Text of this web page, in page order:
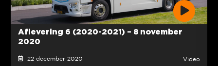
Aflevering 6 (2020-2021) – 8 november
2020
22 december 2020 Video